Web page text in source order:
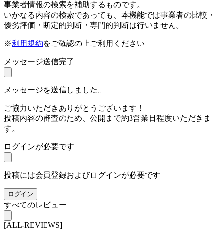
事業者情報の検索を補助するものです。
いかなる内容の検索であっても、本機能では事業者の比較・
優劣評価・断定的判断・専門的判断は行いません。
※利用規約をご確認の上ご利用ください
メッセージ送信完了
メッセージを送信しました。
ご協力いただきありがとうございます！
投稿内容の審査のため、公開まで約3営業日程度いただきま
す。
ログインが必要です
投稿には会員登録およびログインが必要です
ログイン
すべてのレビュー
[ALL-REVIEWS]